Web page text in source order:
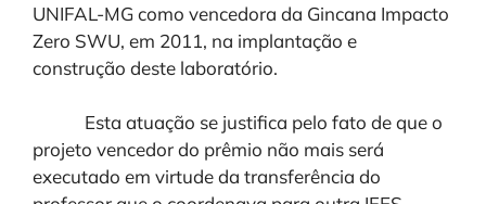
UNIFAL-MG como vencedora da Gincana Impacto
Zero SWU, em 2011, na implantação e
construção deste laboratório.
Esta atuação se justifica pelo fato de que o
projeto vencedor do prêmio não mais será
executado em virtude da transferência do